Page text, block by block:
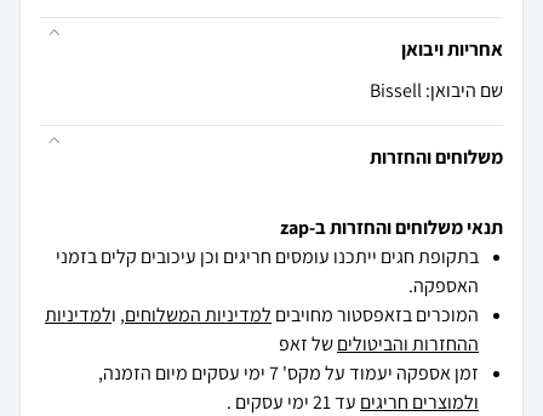
אחריות ויבואן
שם היבואן: Bissell
משלוחים והחזרות
תנאי משלוחים והחזרות ב-zap
בתקופת חגים ייתכנו עומסים חריגים וכן עיכובים קלים בזמני
האספקה.
המוכרים בזאפסטור מחויבים למדיניות המשלוחים, ולמדיניות
ההחזרות והביטוליםשל זאפ
זמן אספקה יעמוד על מקס' 7 ימי עסקים מיום הזמנה,
ולמוצרים חריגים עד 21 ימי עסקים .